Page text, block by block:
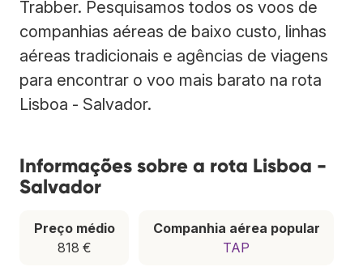
Trabber. Pesquisamos todos os voos de
companhias aéreas de baixo custo, linhas
aéreas tradicionais e agências de viagens
para encontrar o voo mais barato na rota
Lisboa - Salvador.
Informações sobre a rota Lisboa -
Salvador
Preço médio
818 €
Companhia aérea popular
TAP